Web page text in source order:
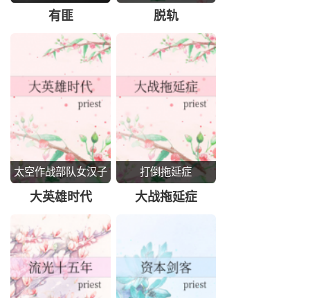
有匪 脱轨
太空作战部队女汉子
奋斗史
大英雄时代
打倒拖延症
大战拖延症